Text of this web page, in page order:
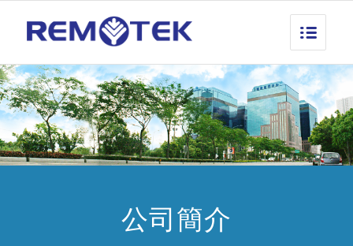
公司簡介